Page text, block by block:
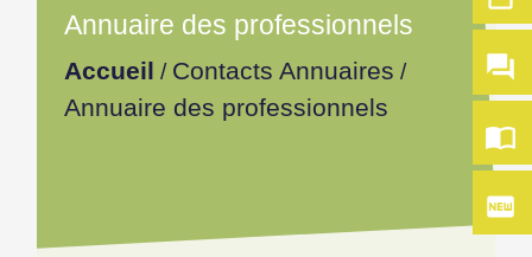
Annuaire des professionnels
Accueil / Contacts Annuaires /
Annuaire des professionnels
question_answer
import_contacts
fiber_new